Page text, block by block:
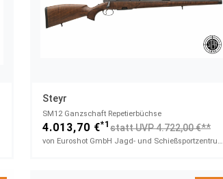
Steyr
SM12 Ganzschaft​ Repetierbüchse
4.013,70 €*1 statt UVP 4.722,00 €**
von Euroshot GmbH Jagd- und Schießsportzentrum